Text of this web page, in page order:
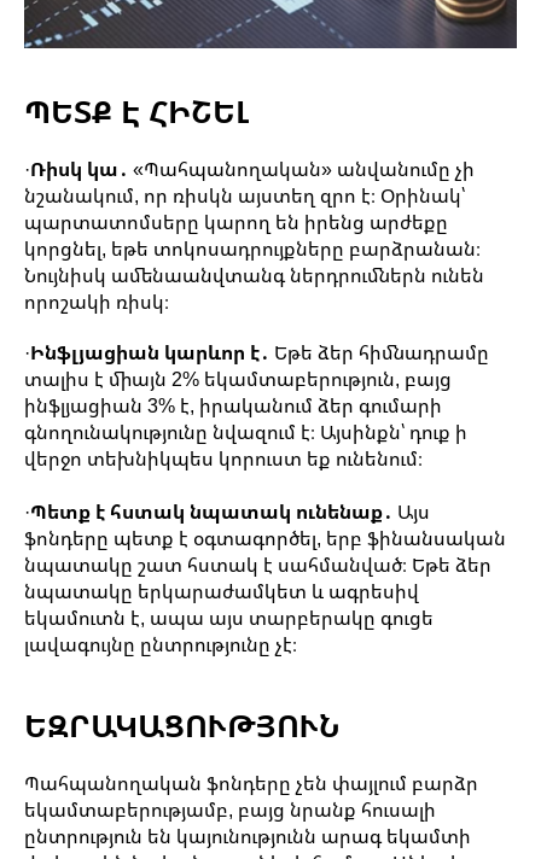
ՊԵՏՔ Է ՀԻՇԵԼ
·Ռիսկ կա․ «Պահպանողական» անվանումը չի
նշանակում, որ ռիսկն այստեղ զրո է։ Օրինակ՝
պարտատոմսերը կարող են իրենց արժեքը
կորցնել, եթե տոկոսադրույքները բարձրանան։
Նույնիսկ ամենաանվտանգ ներդրումներն ունեն
որոշակի ռիսկ։
·Ինֆլյացիան կարևոր է․ Եթե ձեր հիմնադրամը
տալիս է միայն 2% եկամտաբերություն, բայց
ինֆլյացիան 3% է, իրականում ձեր գումարի
գնողունակությունը նվազում է։ Այսինքն՝ դուք ի
վերջո տեխնիկպես կորուստ եք ունենում։
·Պետք է հստակ նպատակ ունենաք․ Այս
ֆոնդերը պետք է օգտագործել, երբ ֆինանսական
նպատակը շատ հստակ է սահմանված։ Եթե ձեր
նպատակը երկարաժամկետ և ագրեսիվ
եկամուտն է, ապա այս տարբերակը գուցե
լավագույնը ընտրությունը չէ։
ԵԶՐԱԿԱՑՈՒԹՅՈՒՆ
Պահպանողական ֆոնդերը չեն փայլում բարձր
եկամտաբերությամբ, բայց նրանք հուսալի
ընտրություն են կայունությունն արագ եկամտի